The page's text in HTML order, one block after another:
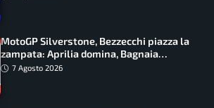
MotoGP Silverstone, Bezzecchi piazza la
zampata: Aprilia domina, Bagnaia
costretto al Q1
7 Agosto 2026